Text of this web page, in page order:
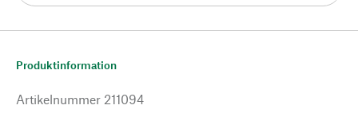
Produktinformation
Artikelnummer 211094